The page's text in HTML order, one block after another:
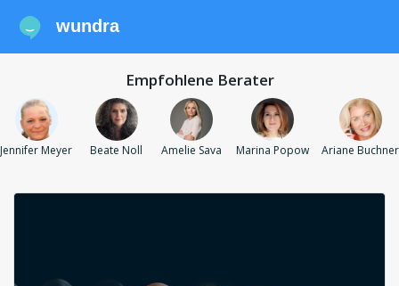
wundra
Empfohlene Berater
Jennifer Meyer Beate Noll Amelie Sava Marina Popow Ariane Buchner